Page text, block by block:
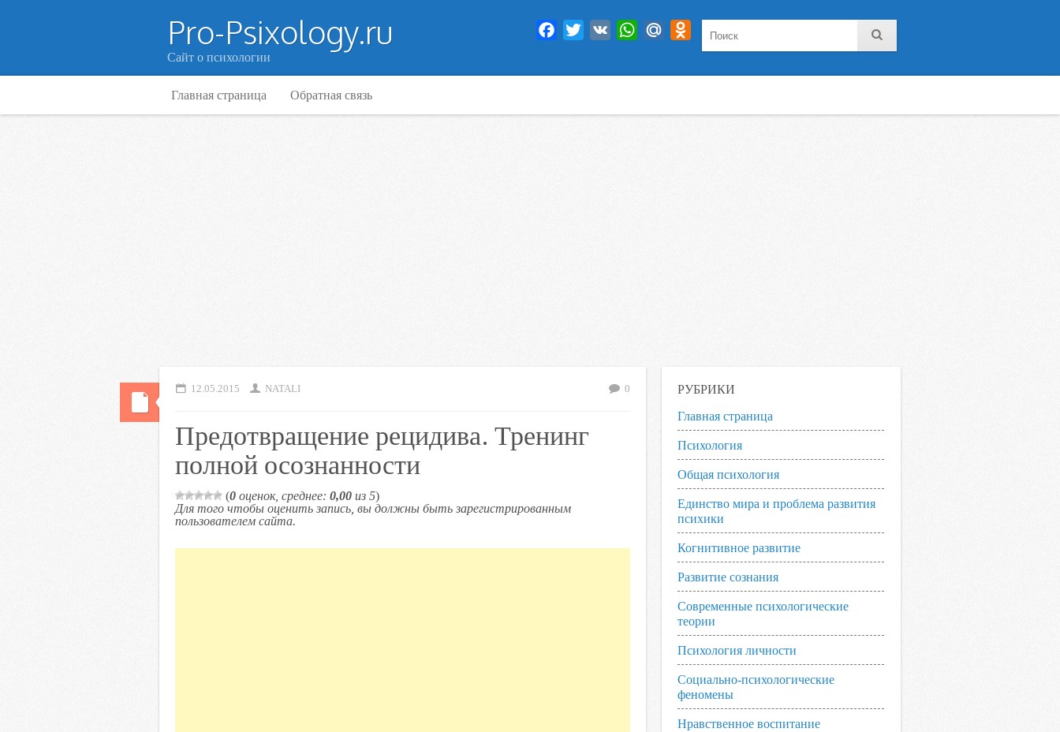
Pro-Psixology.ru
Сайт о психологии
Facebook
Twitter VK WhatsAppMail.RuOdnoklassniki
Главная страница Обратная связь
12.05.2015 NATALI 0
Предотвращение рецидива. Тренинг
полной осознанности
(0 оценок, среднее: 0,00 из 5)
Для того чтобы оценить запись, вы должны быть зарегистрированным
пользователем сайта.
РУБРИКИ
Главная страница
Психология
Общая психология
Единство мира и проблема развития
психики
Когнитивное развитие
Развитие сознания
Современные психологические
теории
Психология личности
Социально-психологические
феномены
Нравственное воспитание